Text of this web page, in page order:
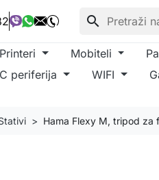
search
Printeri Mobiteli
periferija WIFI
Hama Flexy M, tripod za